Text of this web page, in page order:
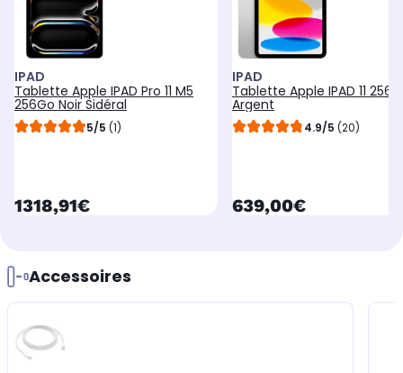
IPAD
Tablette Apple IPAD Pro 11 M5
256Go Noir Sidéral
5/5 (1)
currentPrice
1318,91€
IPAD
Tablette Apple IPAD 11
Argent
4.9/5 (20)
currentPrice
639,00€
Accessoires